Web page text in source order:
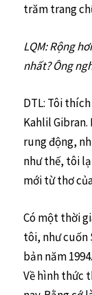
trăm trang
LQM: Rộng
nhất? Ông
DTL: Tôi
Kahlil
rung động,
như thế, tôi
mới từ thơ
Có một thời
tôi, như cuốn
bản năm
Về hình thức